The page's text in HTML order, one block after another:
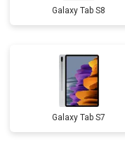
Galaxy Tab S8
Galaxy Tab S7